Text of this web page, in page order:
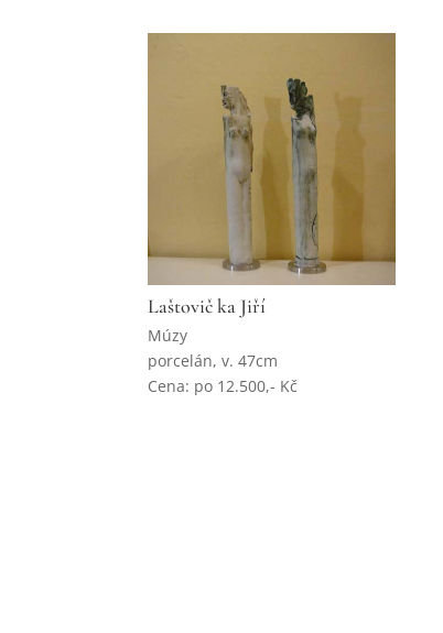
Laštovič ka Jiří
Múzy
porcelán, v. 47cm
Cena: po 12.500,- Kč